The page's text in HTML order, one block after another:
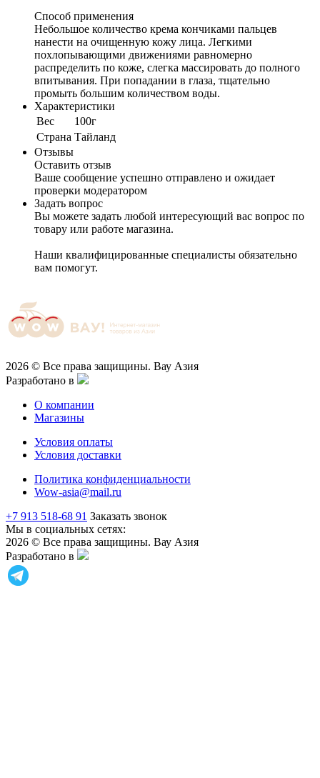
Способ применения
Небольшое количество крема кончиками пальцев
нанести на очищенную кожу лица. Легкими
похлопывающими движениями равномерно
распределить по коже, слегка массировать до полного
впитывания. При попадании в глаза, тщательно
промыть большим количеством воды.
Характеристики
Вес
100г
Cтрана Тайланд
Отзывы
Оставить отзыв
Ваше сообщение успешно отправлено и ожидает
проверки модератором
Задать вопрос
Вы можете задать любой интересующий вас вопрос по
товару или работе магазина.
Наши квалифицированные специалисты обязательно
вам помогут.
2026 © Все права защищины. Вау Азия
Разработано в
О компании
Магазины
Условия оплаты
Условия доставки
Политика конфиденциальности
Wow-asia@mail.ru
+7 913 518-68 91 Заказать звонок
Мы в социальных сетях:
2026 © Все права защищины. Вау Азия
Разработано в